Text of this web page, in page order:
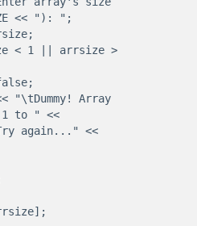
<< "): ";
1 to " <<
Try again..." <<